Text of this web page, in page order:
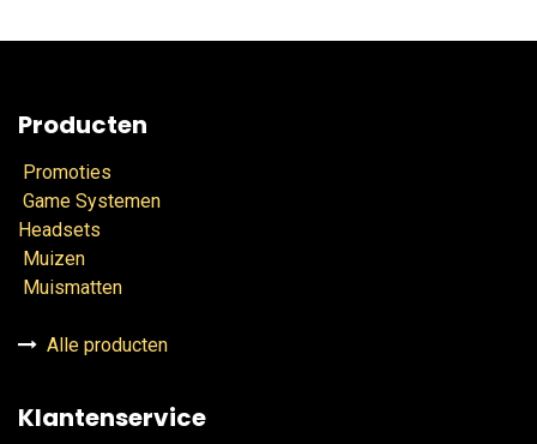
Producten
Promoties
Game Systemen
Headsets
Muizen
Muismatten
Alle producten
Klantenservice